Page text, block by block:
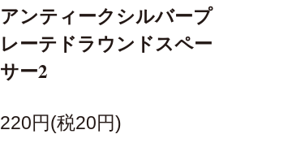
アンティークシルバープ
レーテドラウンドスペー
サー2
220円(税20円)